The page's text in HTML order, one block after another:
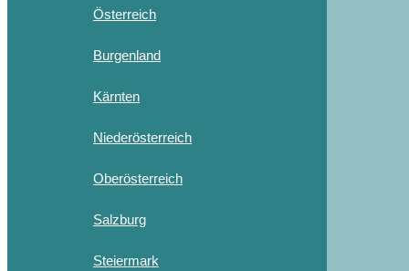
Österreich
Burgenland
Kärnten
Niederösterreich
Oberösterreich
Salzburg
Steiermark